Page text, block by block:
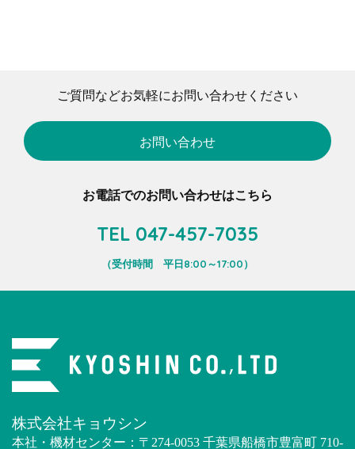
ご質問などお気軽にお問い合わせください
お問い合わせ
お電話でのお問い合わせはこちら
TEL 047-457-7035
（受付時間 平日8:00～17:00）
株式会社キョウシン
本社・機材センター：〒274-0053 千葉県船橋市豊富町 710-